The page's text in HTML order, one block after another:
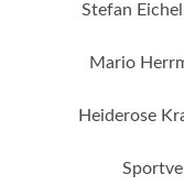
Stefan
Mario
Heiderose